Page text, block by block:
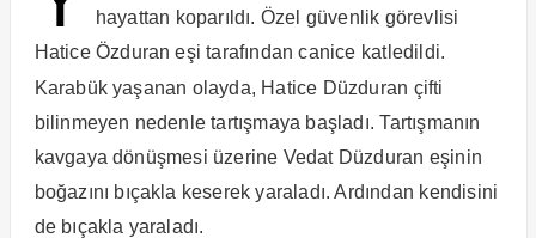
hayattan koparıldı. Özel güvenlik görevlisi
Hatice Özduran eşi tarafından canice katledildi.
Karabük yaşanan olayda, Hatice Düzduran çifti
bilinmeyen nedenle tartışmaya başladı. Tartışmanın
kavgaya dönüşmesi üzerine Vedat Düzduran eşinin
boğazını bıçakla keserek yaraladı. Ardından kendisini
de bıçakla yaraladı.